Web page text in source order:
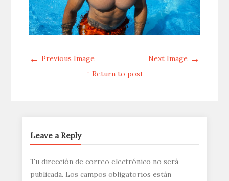
← Previous Image Next Image →
↑ Return to post
Leave a Reply
Tu dirección de correo electrónico no será
publicada. Los campos obligatorios están